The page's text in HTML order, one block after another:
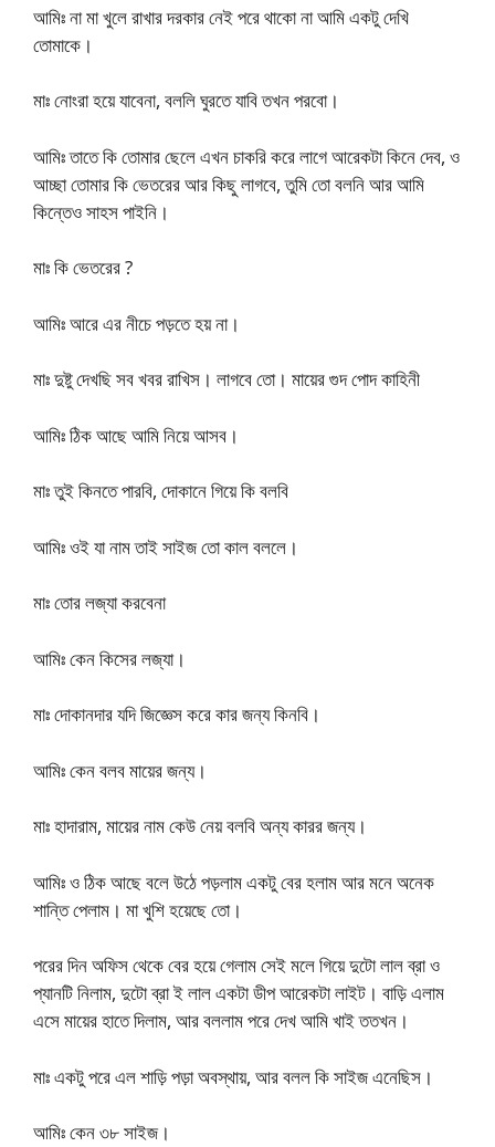
আমিঃ না মা খুলে রাখার দরকার নেই পরে থাকো না আমি একটু দেখি
তোমাকে।
মাঃ নোংরা হয়ে যাবেনা, বললি ঘুরতে যাবি তখন পরবো।
আমিঃ তাতে কি তোমার ছেলে এখন চাকরি করে লাগে আরেকটা কিনে দেব, ও
আচ্ছা তোমার কি ভেতরের আর কিছু লাগবে, তুমি তো বলনি আর আমি
কিন্তেও সাহস পাইনি।
মাঃ কি ভেতরের ?
আমিঃ আরে এর নীচে পড়তে হয় না।
মাঃ দুষ্টু দেখছি সব খবর রাখিস। লাগবে তো। মায়ের গুদ পোদ কাহিনী
আমিঃ ঠিক আছে আমি নিয়ে আসব।
মাঃ তুই কিনতে পারবি, দোকানে গিয়ে কি বলবি
আমিঃ ওই যা নাম তাই সাইজ তো কাল বললে।
মাঃ তোর লজ্যা করবেনা
আমিঃ কেন কিসের লজ্যা।
মাঃ দোকানদার যদি জিজ্ঞেস করে কার জন্য কিনবি।
আমিঃ কেন বলব মায়ের জন্য।
মাঃ হাদারাম, মায়ের নাম কেউ নেয় বলবি অন্য কারর জন্য।
আমিঃ ও ঠিক আছে বলে উঠে পড়লাম একটু বের হলাম আর মনে অনেক
শান্তি পেলাম। মা খুশি হয়েছে তো।
পরের দিন অফিস থেকে বের হয়ে গেলাম সেই মলে গিয়ে দুটো লাল ব্রা ও
প্যানটি নিলাম, দুটো ব্রা ই লাল একটা ডীপ আরেকটা লাইট। বাড়ি এলাম
এসে মায়ের হাতে দিলাম, আর বললাম পরে দেখ আমি খাই ততখন।
মাঃ একটু পরে এল শাড়ি পড়া অবস্থায়, আর বলল কি সাইজ এনেছিস।
আমিঃ কেন ৩৮ সাইজ।